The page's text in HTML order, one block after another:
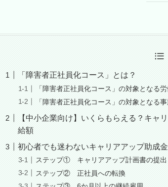
「障害者正社員化コース」とは？
「障害者正社員化コース」の対象となる
「障害者正社員化コース」の対象となる
【中小企業向け】いくらもらえる？キャ
給額
初心者でも迷わないキャリアアップ助成
ステップ① キャリアアップ計画書の提出
ステップ② 正社員への転換